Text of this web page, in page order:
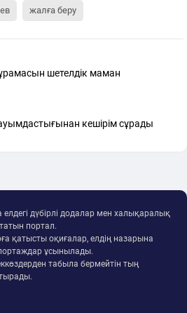
жалға беру
шетелдік маман
кешірім сұрады
дүбірлі додалар мен халықаралық
портал.
қатысты оқиғалар, елдің назарына
ұсынылады.
табыла бермейтін тың